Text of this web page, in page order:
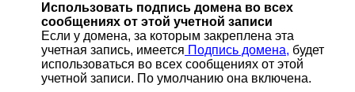
Использовать подпись домена во всех
сообщениях от этой учетной записи
Если у домена, за которым закреплена эта
учетная запись, имеется Подпись домена, будет
использоваться во всех сообщениях от этой
учетной записи. По умолчанию она включена.